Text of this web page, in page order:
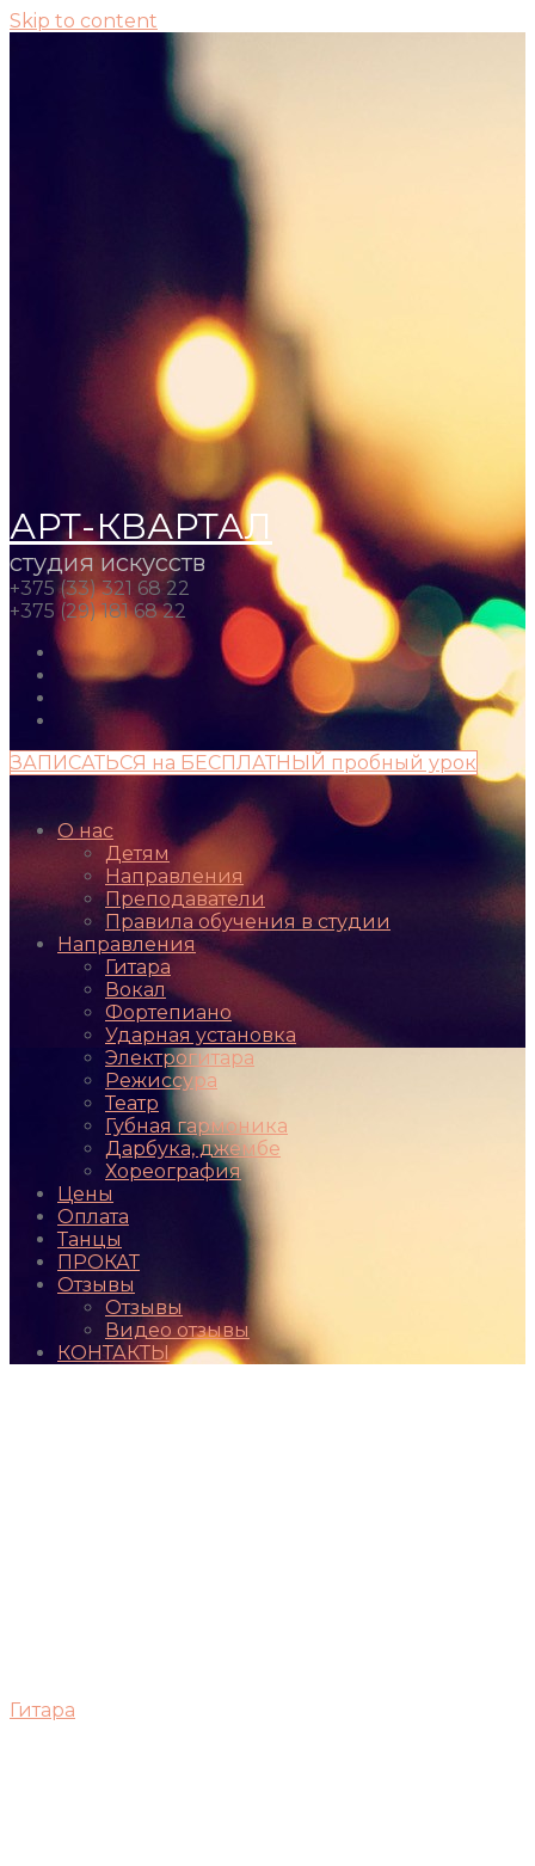
Skip to content
АРТ-КВАРТАЛ
студия искусств
+375 (33) 321 68 22
+375 (29) 181 68 22
ЗАПИСАТЬСЯ на БЕСПЛАТНЫЙ пробный урок
О нас
Детям
Направления
Преподаватели
Правила обучения в студии
Направления
Гитара
Вокал
Фортепиано
Ударная установка
Электрогитара
Режиссура
Театр
Губная гармоника
Дарбука, джембе
Хореография
Цены
Оплата
Танцы
ПРОКАТ
Отзывы
Отзывы
Видео отзывы
КОНТАКТЫ
Гитара